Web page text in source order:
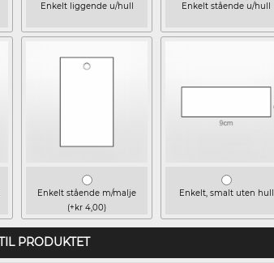
Enkelt liggende u/hull Enkelt stående u/hull
Enkelt stående m/malje
(+kr 4,00)
Enkelt, smalt uten hull
PRODUKTET